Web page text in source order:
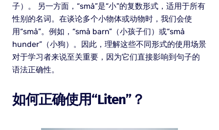
子）。 另一方面，“små”是“小”的复数形式，适用于所有
性别的名词。在谈论多个小物体或动物时，我们会使
用“små”。例如，“små barn”（小孩子们）或“små
hunder”（小狗）。因此，理解这些不同形式的使用场景
对于学习者来说至关重要，因为它们直接影响到句子的
语法正确性。
如何正确使用“liten”？